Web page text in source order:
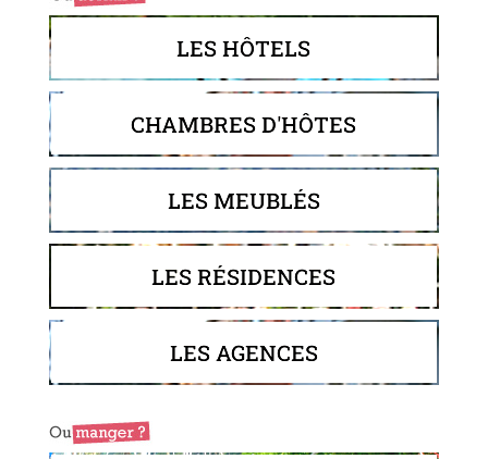
LES HÔTELS
CHAMBRES D'HÔTES
LES MEUBLÉS
LES RÉSIDENCES
LES AGENCES